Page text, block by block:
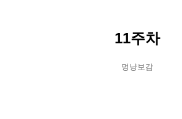
11주차
멍냥보감